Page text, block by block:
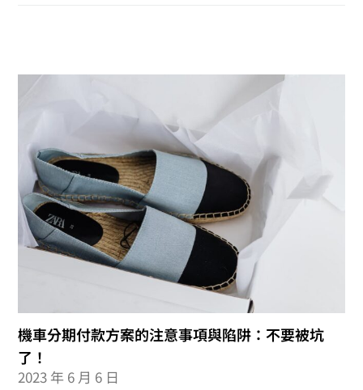
機車分期付款方案的注意事項與陷阱：不要被坑
了！
2023 年 6 月 6 日